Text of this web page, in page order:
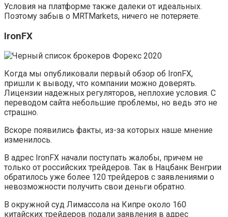
Условия на платформе также далеки от идеальных.
Поэтому забыв о MRTMarkets, ничего не потеряете.
IronFX
Когда мы опубликовали первый обзор об IronFX,
пришли к выводу, что компании можно доверять.
Лицензии надежных регуляторов, неплохие условия. С
переводом сайта небольшие проблемы, но ведь это не
страшно.
Вскоре появились факты, из-за которых наше мнение
изменилось.
В адрес IronFX начали поступать жалобы, причем не
только от российских трейдеров. Так в Нацбанк Венгрии
обратилось уже более 120 трейдеров с заявлениями о
невозможности получить свои деньги обратно.
В окружной суд Лимассола на Кипре около 160
китайских трейдеров подали заявления в адрес